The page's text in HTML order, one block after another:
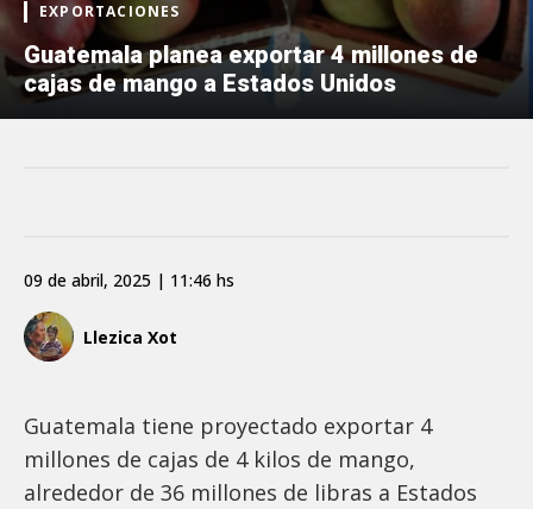
EXPORTACIONES
Guatemala planea exportar 4 millones de
cajas de mango a Estados Unidos
Llezica Xot
09 de abril, 2025 | 11:46 hs
Guatemala tiene proyectado exportar 4
millones de cajas de 4 kilos de mango,
alrededor de 36 millones de libras a Estados